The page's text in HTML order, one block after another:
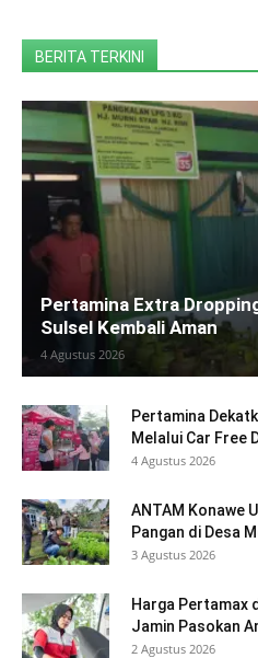
BERITA TERKINI
Pertamina Extra
Sulsel Kembali Aman
4 Agustus 2026
Pertamina
Melalui Car Free
4 Agustus 2026
ANTAM Konawe
Pangan di Desa
3 Agustus 2026
Harga Pertamax
Jamin Pasokan
2 Agustus 2026